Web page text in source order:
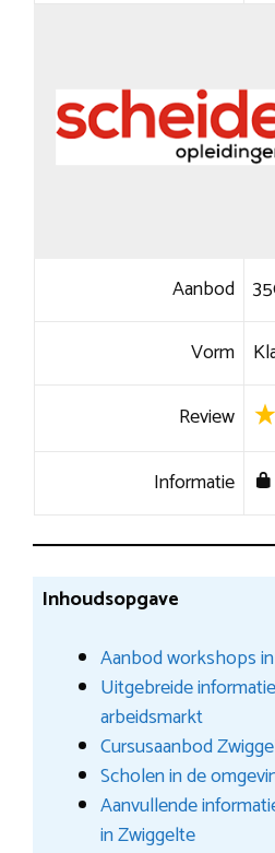
Aanbod
Vorm
Review
Informatie
Inhoudsopgave
Aanbod workshops
Uitgebreide
arbeidsmarkt
Cursusaanbod
Scholen in de
Aanvullende
in Zwiggelte